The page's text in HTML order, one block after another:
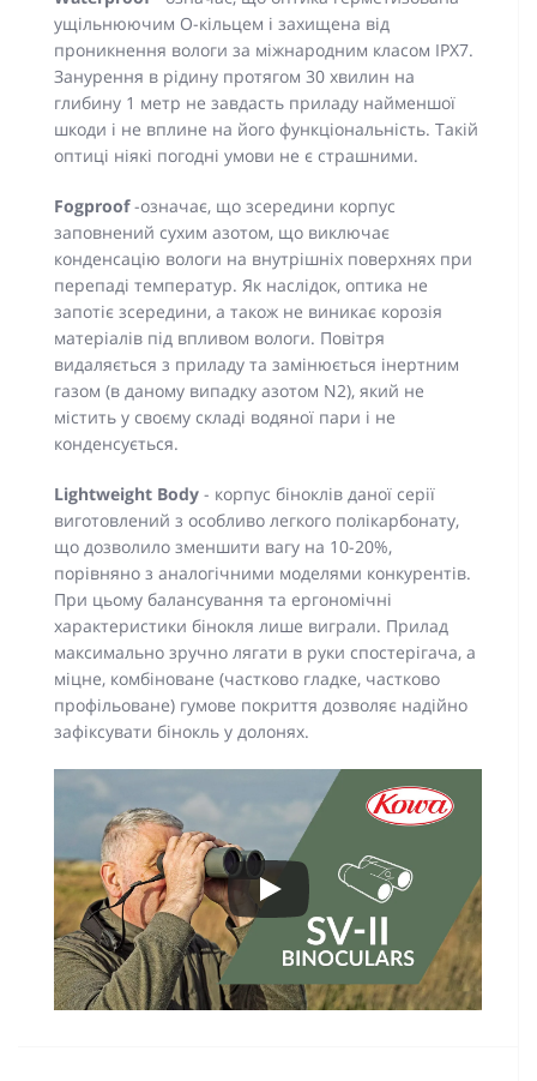
ущільнюючим О-кільцем і захищена від
проникнення вологи за міжнародним класом IPX7.
Занурення в рідину протягом 30 хвилин на
глибину 1 метр не завдасть приладу найменшої
шкоди і не вплине на його функціональність. Такій
оптиці ніякі погодні умови не є страшними.
Fogproof-означає, що зсередини корпус
заповнений сухим азотом, що виключає
конденсацію вологи на внутрішніх поверхнях при
перепаді температур. Як наслідок, оптика не
запотіє зсередини, а також не виникає корозія
матеріалів під впливом вологи. Повітря
видаляється з приладу та замінюється інертним
газом (в даному випадку азотом N2), який не
містить у своєму складі водяної пари і не
конденсується.
Lightweight Body - корпус біноклів даної серії
виготовлений з особливо легкого полікарбонату,
що дозволило зменшити вагу на 10-20%,
порівняно з аналогічними моделями конкурентів.
При цьому балансування та ергономічні
характеристики бінокля лише виграли. Прилад
максимально зручно лягати в руки спостерігача, а
міцне, комбіноване (частково гладке, частково
профільоване) гумове покриття дозволяє надійно
зафіксувати бінокль у долонях.